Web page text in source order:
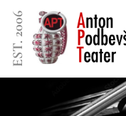
EST. 2006